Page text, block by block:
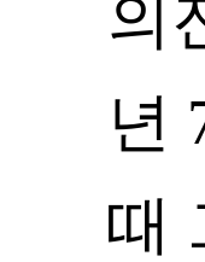
의
년
때